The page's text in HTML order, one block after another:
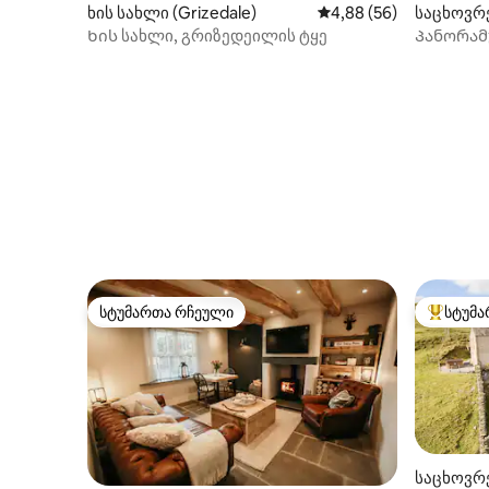
ხის სახლი (Grizedale) საშუალო შეფასებაა
4,88 (56)
Ხის სახლი, გრიზედეილის ტყე
სტუმართა რჩეული
სტუმართა რჩეული